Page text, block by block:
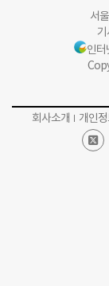
서
인터
회사소개 개인